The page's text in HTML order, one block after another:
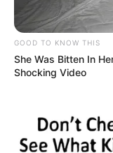
GOOD TO KNOW THIS
She Was Bitten In
Shocking Video